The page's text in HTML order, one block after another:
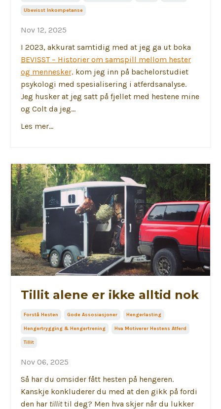
Ubevisst Inkompetanse
Nov 12, 2025
I 2023, akkurat samtidig med at jeg ga ut boka
BEVISST – Historier om samspill mellom hester
og mennesker, kom jeg inn på bachelorstudiet
psykologi med spesialisering i atferdsanalyse.
Jeg husker at jeg satt på fjellet med hestene mine
og Colt da jeg...
Les mer...
Tillit alene er ikke alltid nok
Forstå Hesten Gode Assosiasjoner Hengerlasting
Hengertrygging & Hengertrening Hva Motiverer Hestens Atferd
Tillit
Nov 06, 2025
Så har du omsider fått hesten på hengeren.
Kanskje konkluderer du med at den gikk på fordi
den har tillittil deg? Men hva skjer når du lukker